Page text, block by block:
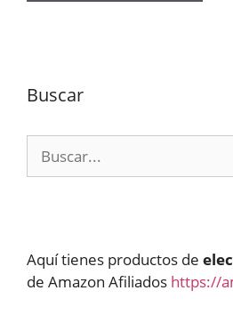
Buscar
Aquí tienes productos de
de Amazon Afiliados https://